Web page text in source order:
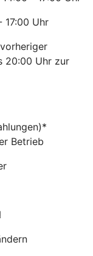
17:00 Uhr
20:00 Uhr zur
Betrieb